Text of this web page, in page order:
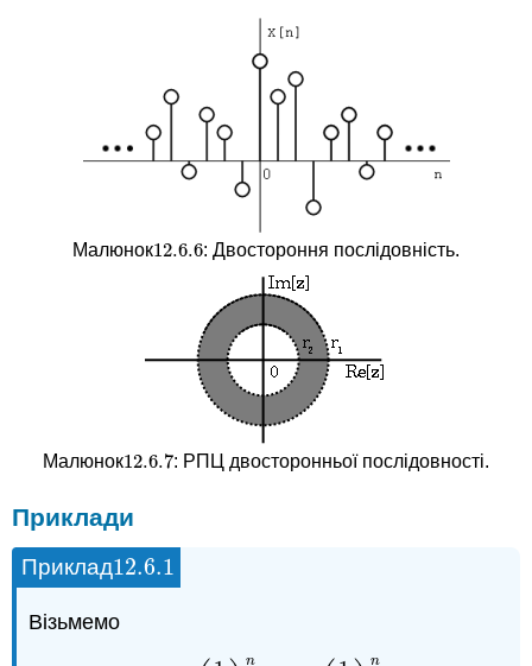
Малюнок12.6.6
12.6.6: Двостороння послідовність.
Малюнок12.6.7
12.6.7: РПЦ двосторонньої послідовності.
Приклади
Приклад12.6.1
12.6.1
Візьмемо
n n